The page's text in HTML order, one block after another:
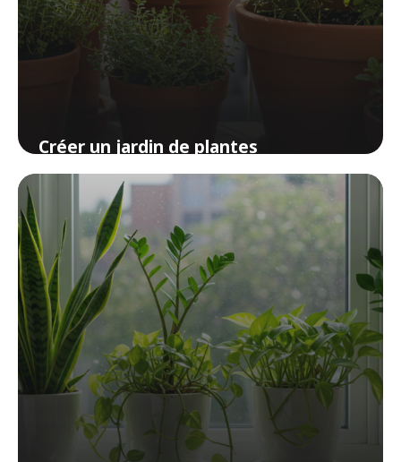
Créer un jardin de plantes
aromatiques sur son balcon
13 avril 2026